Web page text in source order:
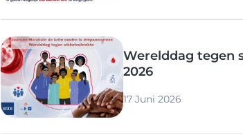
Image
Werelddag tegen
2026
17 Juni 2026